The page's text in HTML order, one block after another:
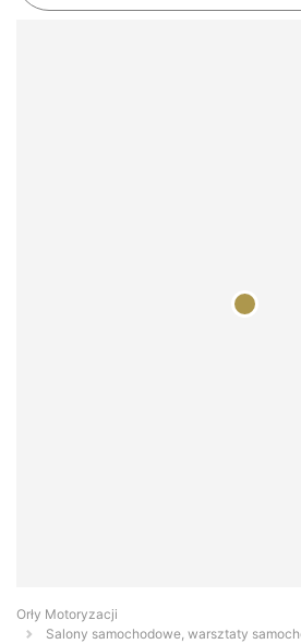
Orły Motoryzacji
Salony samochodowe, warsztaty